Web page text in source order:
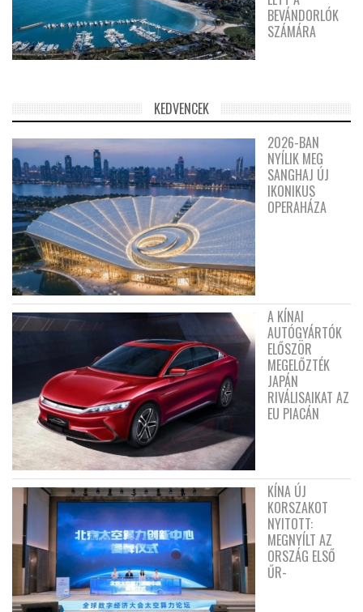
BEVÁNDORLÓK
SZÁMÁRA
KEDVENCEK
2026-BAN
NYÍLIK MEG
SANGHAJ ÚJ
IKONIKUS
OPERAHÁZA
A KÍNAI
AUTÓGYÁRTÓK
ELŐSZÖR
MEGELŐZTÉK
JAPÁN
RIVÁLISAIKAT AZ
EU PIACÁN
KÍNA ÚJ
KORSZAKOT
NYITOTT:
MEGNYÍLT AZ
ORSZÁG ELSŐ
ŰR-